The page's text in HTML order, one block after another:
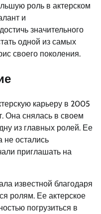
роль в актерском
и
значительного
одной из самых
своего поколения.
карьеру в 2005
Она снялась в своем
из главных ролей. Ее
не остались
приглашать на
известной благодаря
ролям. Ее актерское
погрузиться в